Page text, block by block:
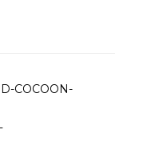
COCOON-